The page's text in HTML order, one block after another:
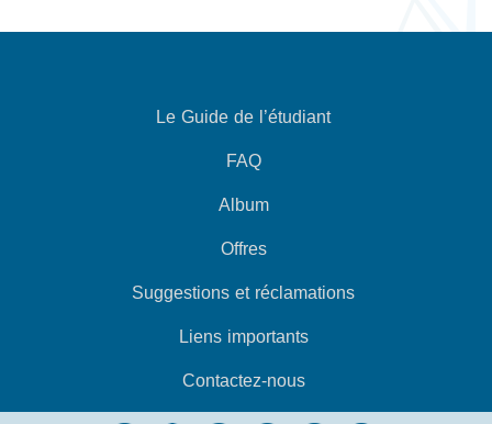
Le Guide de l’étudiant
FAQ
Album
Offres
Suggestions et réclamations
Liens importants
Contactez-nous